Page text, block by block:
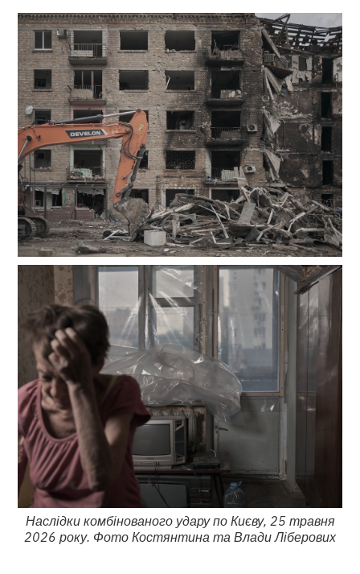
Наслідки комбінованого удару по Києву, 25 травня
2026 року. Фото Костянтина та Влади Ліберових